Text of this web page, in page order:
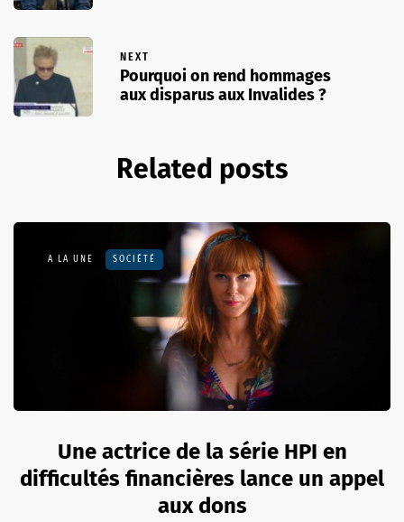
NEXT
Pourquoi on rend hommages
aux disparus aux Invalides ?
Related posts
A LA UNE SOCIÉTÉ
Une actrice de la série HPI en
difficultés financières lance un appel
aux dons